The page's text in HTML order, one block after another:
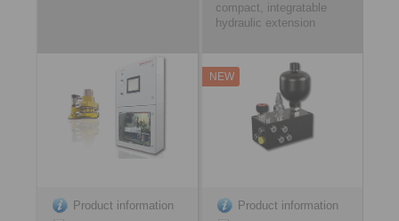
Product information
compact, integratable
hydraulic extension
NEW
Product information